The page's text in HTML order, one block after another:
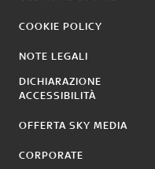
COOKIE POLICY
NOTE LEGALI
DICHIARAZIONE
ACCESSIBILITÀ
OFFERTA SKY MEDIA
CORPORATE